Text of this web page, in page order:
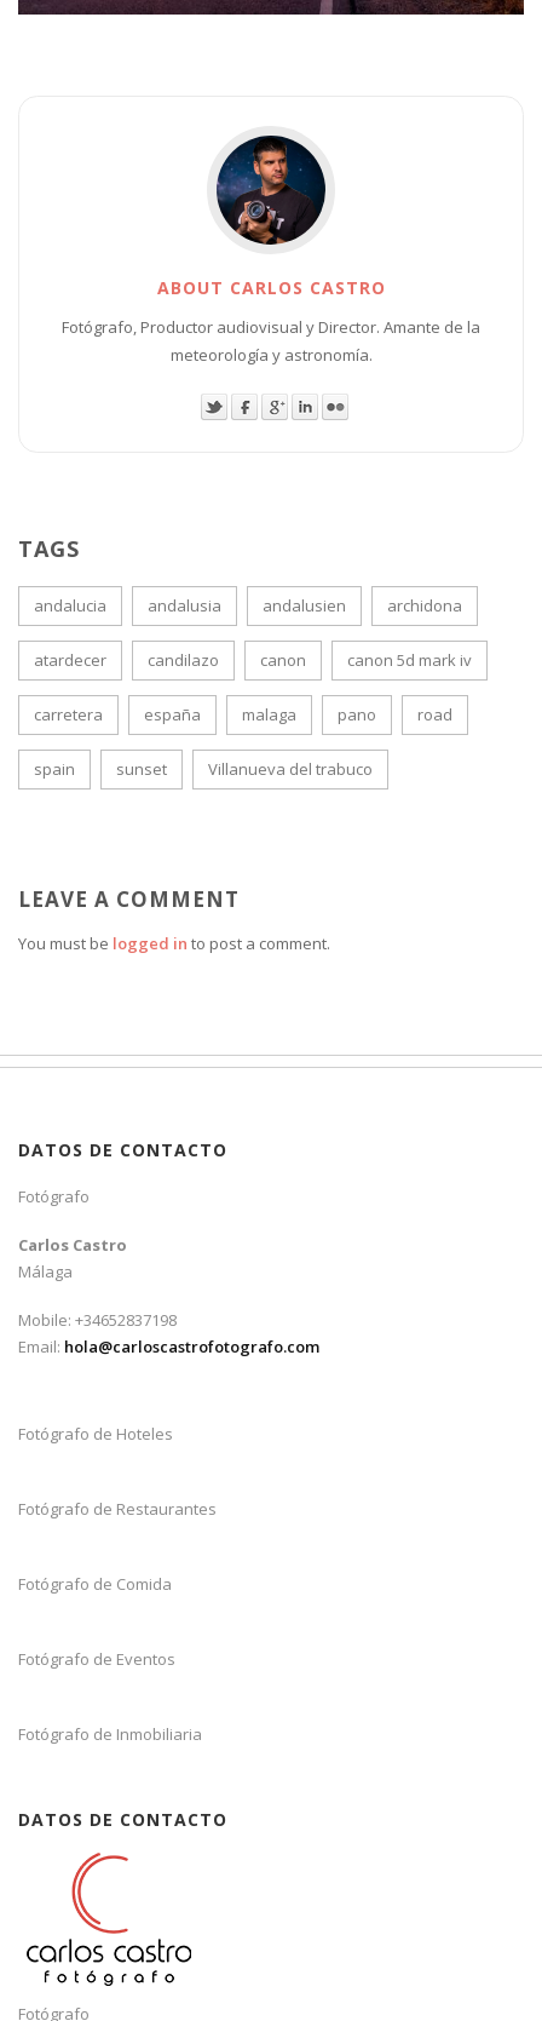
ABOUT CARLOS CASTRO
Fotógrafo, Productor audiovisual y Director. Amante de la
meteorología y astronomía.
TAGS
andalucia andalusia andalusien archidona
atardecer candilazo canon canon 5d mark iv
carretera españa malaga pano road
spain sunset Villanueva del trabuco
LEAVE A COMMENT
You must be logged in to post a comment.
DATOS DE CONTACTO
Fotógrafo
Carlos Castro
Málaga
Mobile: +34652837198
Email: hola@carloscastrofotografo.com
Fotógrafo de Hoteles
Fotógrafo de Restaurantes
Fotógrafo de Comida
Fotógrafo de Eventos
Fotógrafo de Inmobiliaria
DATOS DE CONTACTO
Fotógrafo